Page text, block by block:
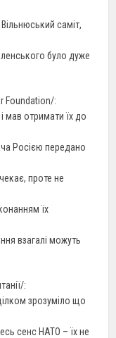
саміт,
було дуже
Foundation/:
мав отримати їх до
Росією передано
проте не
їх
взагалі можуть
:
зрозуміло що
сенс НАТО – їх не